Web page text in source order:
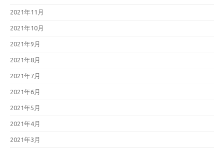
2021年11月
2021年10月
2021年9月
2021年8月
2021年7月
2021年6月
2021年5月
2021年4月
2021年3月